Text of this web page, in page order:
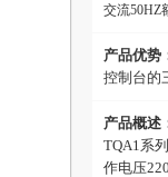
交流50HZ
产品优势
控制台的
产品概述
TQA1系
作电压